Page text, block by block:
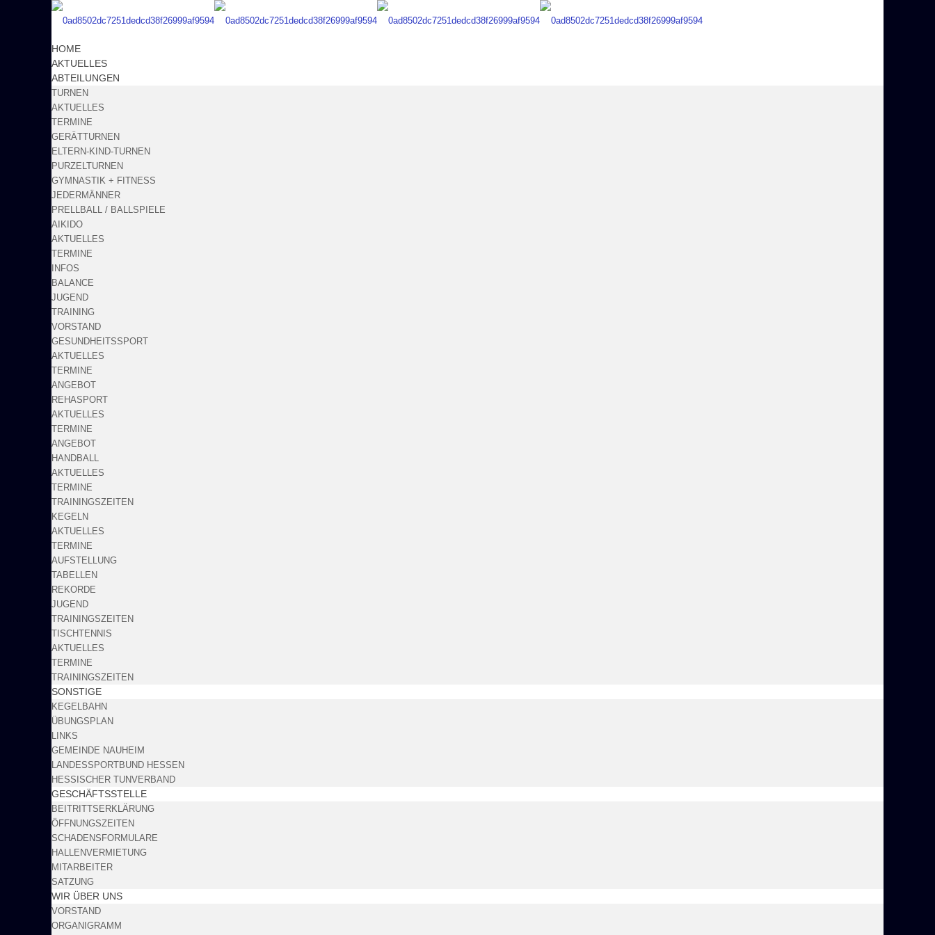
HOME
AKTUELLES
ABTEILUNGEN
TURNEN
AKTUELLES
TERMINE
GERÄTTURNEN
ELTERN-KIND-TURNEN
PURZELTURNEN
GYMNASTIK + FITNESS
JEDERMÄNNER
PRELLBALL / BALLSPIELE
AIKIDO
AKTUELLES
TERMINE
INFOS
BALANCE
JUGEND
TRAINING
VORSTAND
GESUNDHEITSSPORT
AKTUELLES
TERMINE
ANGEBOT
REHASPORT
AKTUELLES
TERMINE
ANGEBOT
HANDBALL
AKTUELLES
TERMINE
TRAININGSZEITEN
KEGELN
AKTUELLES
TERMINE
AUFSTELLUNG
TABELLEN
REKORDE
JUGEND
TRAININGSZEITEN
TISCHTENNIS
AKTUELLES
TERMINE
TRAININGSZEITEN
SONSTIGE
KEGELBAHN
ÜBUNGSPLAN
LINKS
GEMEINDE NAUHEIM
LANDESSPORTBUND HESSEN
HESSISCHER TUNVERBAND
GESCHÄFTSSTELLE
BEITRITTSERKLÄRUNG
ÖFFNUNGSZEITEN
SCHADENSFORMULARE
HALLENVERMIETUNG
MITARBEITER
SATZUNG
WIR ÜBER UNS
VORSTAND
ORGANIGRAMM